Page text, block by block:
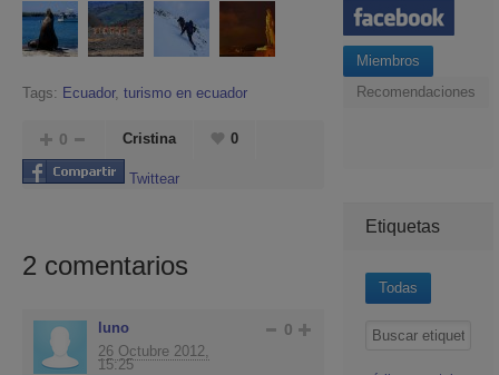
Tags: Ecuador, turismo en ecuador
0 Cristina 0
Twittear
2 comentarios
luno
26 Octubre 2012,
15:25
0
Miembros
Recomendaciones
Etiquetas
Todas